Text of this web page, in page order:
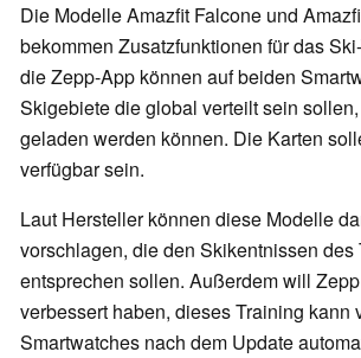
Die Modelle Amazfit Falcone und
bekommen Zusatzfunktionen für das
die Zepp-App können auf beiden
Skigebiete die global verteilt sein
geladen werden können. Die Karten
verfügbar sein.
Laut Hersteller können diese Modelle
vorschlagen, die den Skikentnissen des
entsprechen sollen. Außerdem will
verbessert haben, dieses Training kann
Smartwatches nach dem Update